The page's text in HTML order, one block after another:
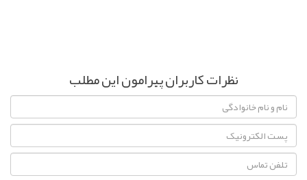
نظرات کاربران پیرامون این مطلب